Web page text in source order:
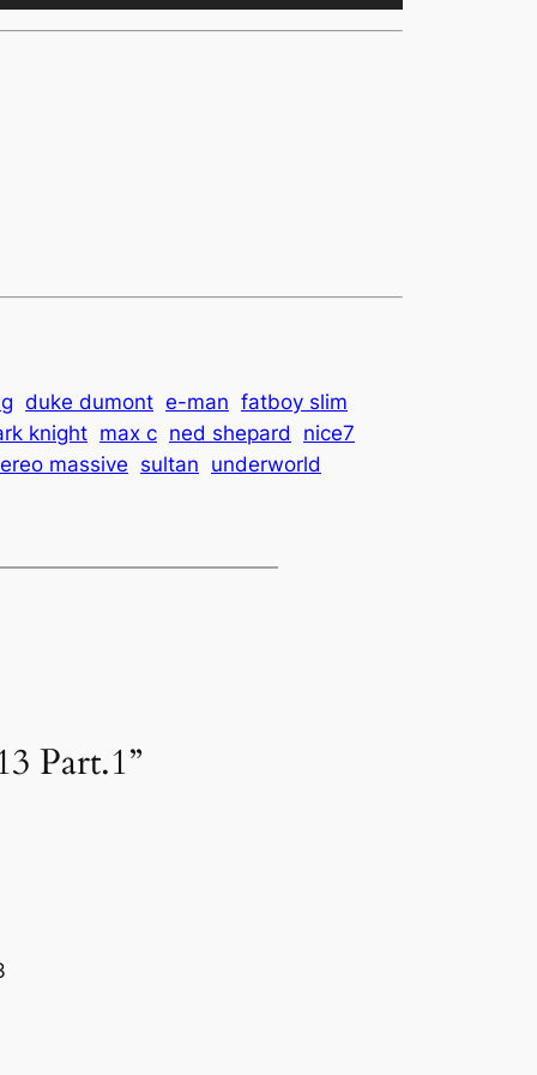
les
flèches
duke dumont e-man fatboy slim
knight max c ned shepard
nice7
massive sultan underworld
Part.1”